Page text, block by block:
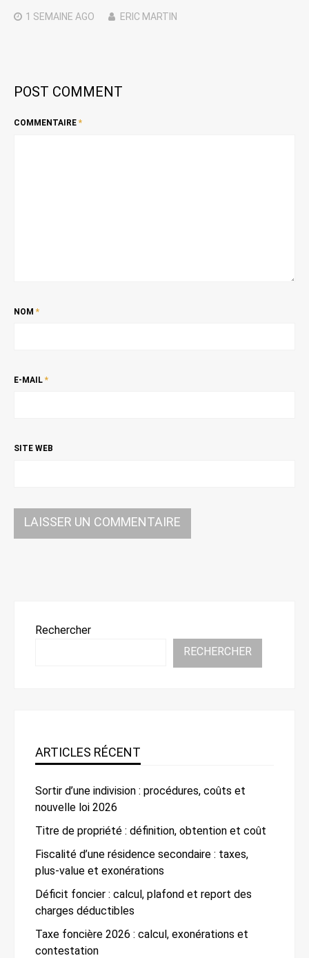
1 SEMAINE AGO ERIC MARTIN
POST COMMENT
COMMENTAIRE *
NOM *
E-MAIL *
SITE WEB
Rechercher
RECHERCHER
ARTICLES RÉCENT
Sortir d’une indivision : procédures, coûts et
nouvelle loi 2026
Titre de propriété : définition, obtention et coût
Fiscalité d’une résidence secondaire : taxes,
plus-value et exonérations
Déficit foncier : calcul, plafond et report des
charges déductibles
Taxe foncière 2026 : calcul, exonérations et
contestation